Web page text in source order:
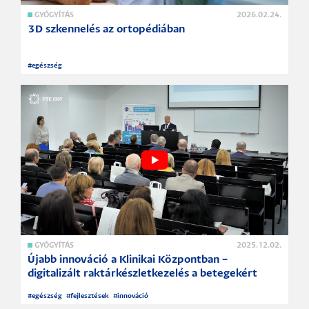
GYÓGYÍTÁS 2026.02.24.
3D szkennelés az ortopédiában
#egészség
GYÓGYÍTÁS 2025.12.02.
Újabb innováció a Klinikai Központban –
digitalizált raktárkészletkezelés a betegekért
#egészség #fejlesztések #innováció